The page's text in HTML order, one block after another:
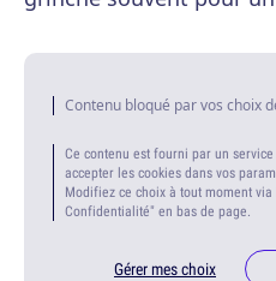
Contenu bloqué par vos choix
Ce contenu est fourni par un
accepter les cookies dans vos
Modifiez ce choix à tout moment
Confidentialité" en bas de page.
Gérer mes choix